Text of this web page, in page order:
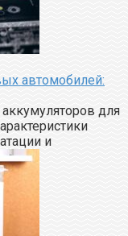
автомобилей:
для
и